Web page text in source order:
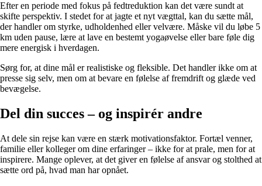
Efter en periode med fokus på fedtreduktion kan det være sundt at
skifte perspektiv. I stedet for at jagte et nyt vægttal, kan du sætte mål,
der handler om styrke, udholdenhed eller velvære. Måske vil du løbe 5
km uden pause, lære at lave en bestemt yogaøvelse eller bare føle dig
mere energisk i hverdagen.
Sørg for, at dine mål er realistiske og fleksible. Det handler ikke om at
presse sig selv, men om at bevare en følelse af fremdrift og glæde ved
bevægelse.
Del din succes – og inspirér andre
At dele sin rejse kan være en stærk motivationsfaktor. Fortæl venner,
familie eller kolleger om dine erfaringer – ikke for at prale, men for at
inspirere. Mange oplever, at det giver en følelse af ansvar og stolthed at
sætte ord på, hvad man har opnået.